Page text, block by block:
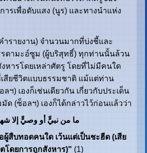
ารเพื่อดับแสง (นูร) และทางนำแห่ง
ยงาน) จำนวนมากที่บ่งชี้และ
รดามะอ์ซูม (ผู้บริสุทธิ์) ทุกท่านนั้นล้วน
หารโดยเหล่าศัตรู โดยที่ไม่มีคนใด
สียชีวิตแบบธรรมชาติ แม้แต่ท่าน
ฯ) เองก็เช่นเดียวกัน เกี่ยวกับประเด็น
ด (ซ็อลฯ) เองก็ได้กล่าวไว้ก่อนแล้วว่า
ما من نبيٍّ أو وصيٍّ إلا
สืบทอดคนใด เว้นแต่เป็นชะฮีด (เสีย
โดยการถูกสังหาร)" (1)